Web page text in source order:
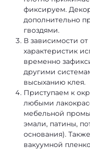
фиксируем.
дополнительно
гвоздями.
В зависимости
характеристик
временно
другими
высыханию клея.
Приступаем к
любыми
мебельной
эмали, патины,
основания).
вакуумной